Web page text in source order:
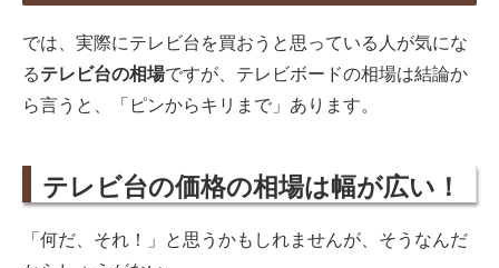
では、実際にテレビ台を買おうと思っている人が気にな
るテレビ台の相場ですが、テレビボードの相場は結論か
ら言うと、「ピンからキリまで」あります。
テレビ台の価格の相場は幅が広い！
「何だ、それ！」と思うかもしれませんが、そうなんだ